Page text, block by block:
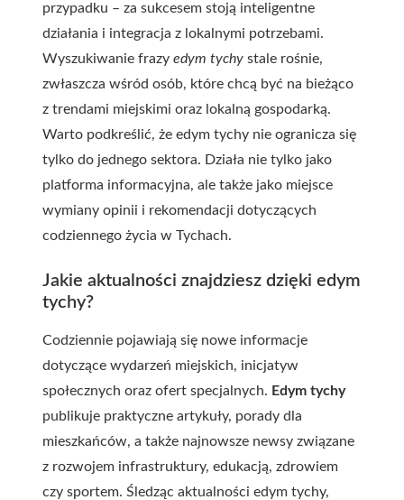
przypadku – za sukcesem stoją inteligentne
działania i integracja z lokalnymi potrzebami.
Wyszukiwanie frazy edym tychy stale rośnie,
zwłaszcza wśród osób, które chcą być na bieżąco
z trendami miejskimi oraz lokalną gospodarką.
Warto podkreślić, że edym tychy nie ogranicza się
tylko do jednego sektora. Działa nie tylko jako
platforma informacyjna, ale także jako miejsce
wymiany opinii i rekomendacji dotyczących
codziennego życia w Tychach.
Jakie aktualności znajdziesz dzięki edym
tychy?
Codziennie pojawiają się nowe informacje
dotyczące wydarzeń miejskich, inicjatyw
społecznych oraz ofert specjalnych. Edym tychy
publikuje praktyczne artykuły, porady dla
mieszkańców, a także najnowsze newsy związane
z rozwojem infrastruktury, edukacją, zdrowiem
czy sportem. Śledząc aktualności edym tychy,